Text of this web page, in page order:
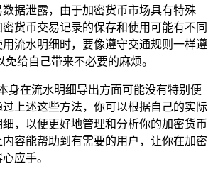
据泄露，由于加密货币市场具有特殊
货币交易记录的保存和使用可能有不同
流水明细时，要像遵守交通规则一样遵
给自己带来不必要的麻烦。
身在流水明细导出方面可能没有特别便
上述这些方法，你可以根据自己的实际
，以便更好地管理和分析你的加密货币
容能帮助到有需要的用户，让你在加密
应手。